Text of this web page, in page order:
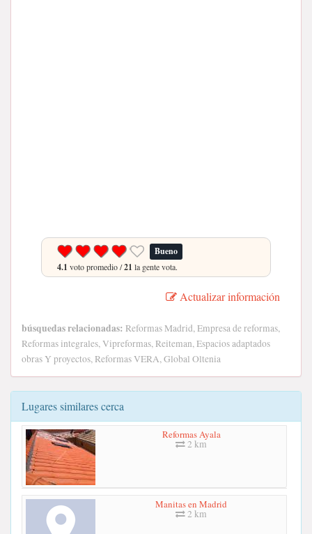
Bueno
4.1 voto promedio /21 la gente vota.
Actualizar información
búsquedas relacionadas: Reformas Madrid, Empresa de reformas,
Reformas integrales, Vipreformas, Reiteman, Espacios adaptados
obras Y proyectos, Reformas VERA, Global Oltenia
Lugares similares cerca
Reformas Ayala
2 km
Manitas en Madrid
2 km